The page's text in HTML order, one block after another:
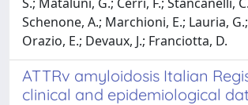
Schenone, A.; Marchioni, E.; Lauria,
Orazio, E.; Devaux, J.; Franciotta, D.
ATTRv amyloidosis Italian
clinical and epidemiological